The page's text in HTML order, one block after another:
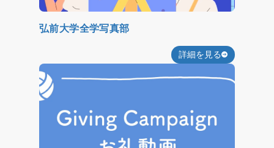
弘前大学全学写真部
詳細を見る